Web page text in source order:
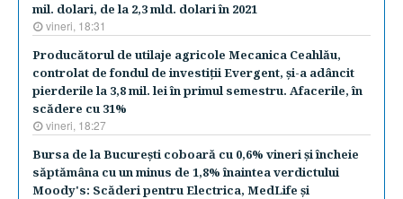
mil. dolari, de la 2,3 mld. dolari în 2021
vineri, 18:31
Producătorul de utilaje agricole Mecanica Ceahlău,
controlat de fondul de investiţii Evergent, şi-a adâncit
pierderile la 3,8 mil. lei în primul semestru. Afacerile, în
scădere cu 31%
vineri, 18:27
Bursa de la Bucureşti coboară cu 0,6% vineri şi încheie
săptămâna cu un minus de 1,8% înaintea verdictului
Moody's: Scăderi pentru Electrica, MedLife şi